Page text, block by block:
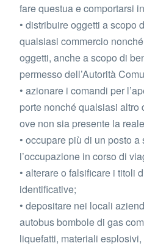
fare questua e comportarsi
• distribuire oggetti a scopo
qualsiasi commercio
oggetti, anche a scopo di
permesso dell’Autorità
• azionare i comandi per
porte nonché qualsiasi
ove non sia presente la
• occupare più di un posto
l’occupazione in corso di
• alterare o falsificare i titoli
identificative;
• depositare nei locali
autobus bombole di gas
liquefatti, materiali